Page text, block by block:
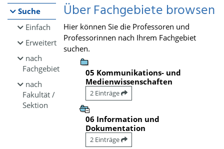
Suche
Einfach
Erweitert
nach
Fachgebiet
nach
Fakultät /
Sektion
Über Fachgebiete browsen
Hier können Sie die Professoren und
Professorinnen nach Ihrem Fachgebiet
suchen.
05 Kommunikations- und
Medienwissenschaften
2 Einträge
06 Information und
Dokumentation
2 Einträge